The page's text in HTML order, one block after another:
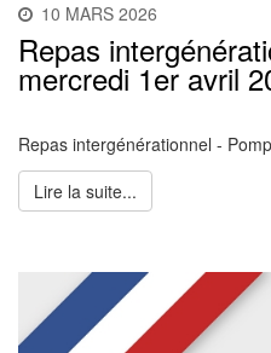
10 MARS 2026
Repas
mercredi 1er avril
Repas intergénérationnel -
Lire la suite...